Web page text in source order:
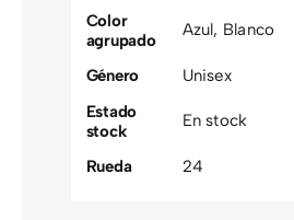
Color
agrupado
Azul, Blanco
Género
Unisex
Estado
stock
En stock
Rueda 24